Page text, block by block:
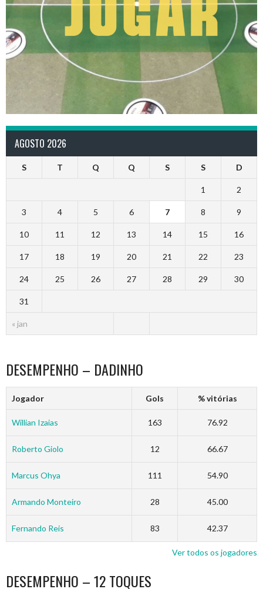
AGOSTO 2026
S T Q Q S S D
« jan
1 2
3 4 5 6 7 8 9
10 11 12 13 14 15 16
17 18 19 20 21 22 23
24 25 26 27 28 29 30
31
DESEMPENHO – DADINHO
Jogador Gols % vitórias
Willian Izaias 163 76.92
Roberto Giolo 12 66.67
Marcus Ohya 111 54.90
Armando Monteiro 28 45.00
Fernando Reis 83 42.37
Ver todos os jogadores
DESEMPENHO – 12 TOQUES